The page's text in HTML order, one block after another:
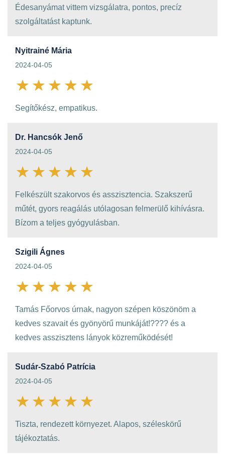
Édesanyámat vittem vizsgálatra, pontos, precíz
szolgáltatást kaptunk.
Nyitrainé Mária
2024-04-05
Segítőkész, empatikus.
Dr. Hancsók Jenő
2024-04-05
Felkészült szakorvos és asszisztencia. Szakszerű
műtét, gyors reagálás utólagosan felmerülő kihívásra.
Bízom a teljes gyógyulásban.
Szigili Ágnes
2024-04-05
Tamás Főorvos úrnak, nagyon szépen köszönöm a
kedves szavait és gyönyörű munkáját!???? és a
kedves asszisztens lányok közreműködését!
Sudár-Szabó Patrícia
2024-04-05
Tiszta, rendezett környezet. Alapos, széleskörű
tájékoztatás.